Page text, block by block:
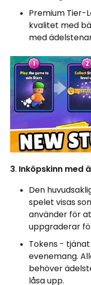
Premium Tier-
kvalitet med
med
3. Inköpskinn med
Den
spelet visas
använder för
uppgraderar
Tokens -
evenemang.
behöver
låsa upp.